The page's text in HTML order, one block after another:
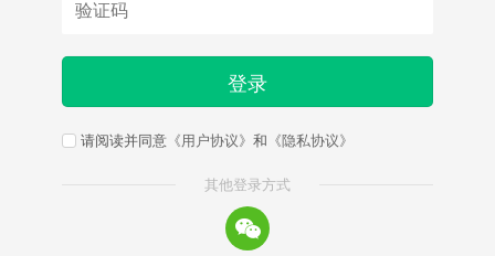
登录
请阅读并同意 《用户协议》 和 《隐私协议》
其他登录方式